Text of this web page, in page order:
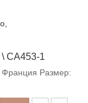
\ CA453-1
Франция Размер: